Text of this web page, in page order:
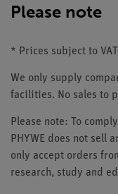
Please note
* Prices subject to
We only supply
facilities. No sales to
Please note: To
PHYWE does not sell
only accept orders
research, study and